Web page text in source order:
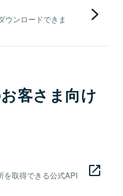
ウンロードできま
客さま向け
を取得できる公式API